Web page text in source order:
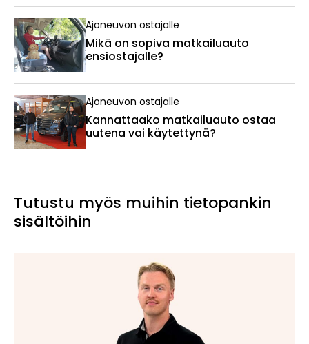
Ajoneuvon ostajalle
Mikä on sopiva matkailuauto
ensiostajalle?
Ajoneuvon ostajalle
Kannattaako matkailuauto ostaa
uutena vai käytettynä?
Tutustu myös muihin tietopankin
sisältöihin